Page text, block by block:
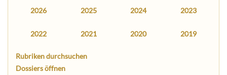
2026 2025 2024 2023
2022 2021 2020 2019
Rubriken durchsuchen
Dossiers öffnen